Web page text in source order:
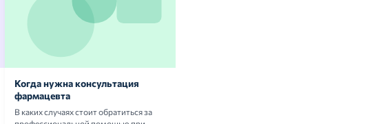
Когда нужна консультация
фармацевта
В каких случаях стоит обратиться за